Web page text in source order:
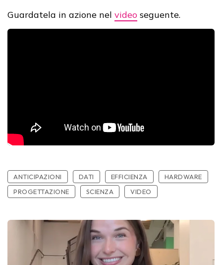
Guardatela in azione nel video seguente.
ANTICIPAZIONI DATI EFFICIENZA
HARDWARE
PROGETTAZIONE
SCIENZA VIDEO